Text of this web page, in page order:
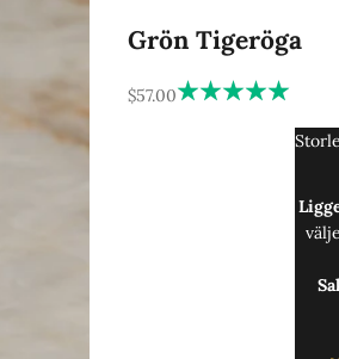
Grön Tigeröga
REA-pris
$57.00